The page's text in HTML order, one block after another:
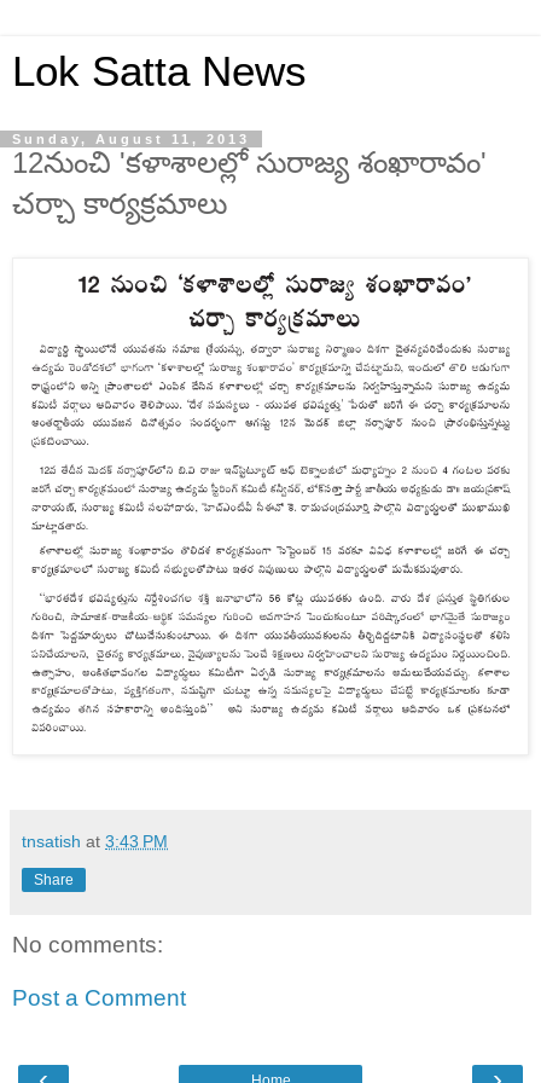
Lok Satta News
Sunday, August 11, 2013
12నుంచి 'కళాశాలల్లో సురాజ్య శంఖారావం'
చర్చా కార్యక్రమాలు
tnsatish at 3:43 PM
Share
No comments:
Post a Comment